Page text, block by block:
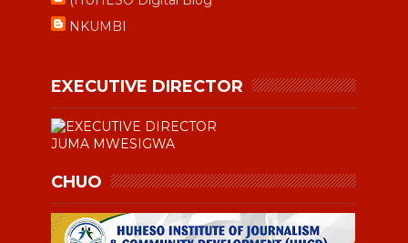
NKUMBI
EXECUTIVE DIRECTOR
JUMA MWESIGWA
CHUO